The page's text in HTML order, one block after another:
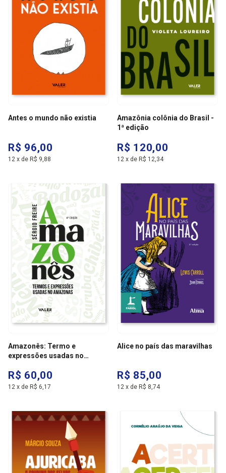
Antes o mundo não existia
R$ 96,00
12 x de R$ 9,88
Amazônia colônia do Brasil -
1ª edição
R$ 120,00
12 x de R$ 12,34
Amazonês: Termo e
expressões usadas no
R$ 60,00
12 x de R$ 6,17
Alice no país das maravilhas
R$ 85,00
12 x de R$ 8,74